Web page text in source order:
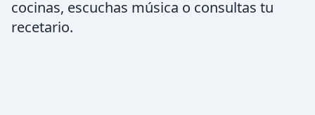
cocinas, escuchas música o consultas tu
recetario.